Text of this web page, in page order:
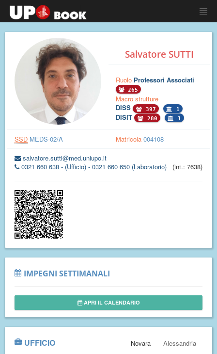
Salvatore SUTTI
Ruolo Professori Associati
265
Macro strutture
DISS
397 1
DISIT 280 1
SSD MEDS-02/A Matricola 004108
salvatore.sutti@med.uniupo.it
0321 660 638 - (Ufficio) - 0321 660 650 (Laboratorio)
(int.: 7638)
IMPEGNI SETTIMANALI
APRI IL CALENDARIO
UFFICIO Novara Alessandria